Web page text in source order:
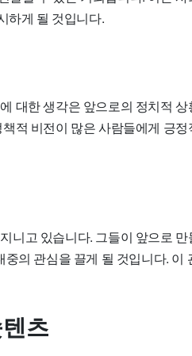
하게 될 것입니다.
대한 생각은 앞으로의 정치적 상
적 비전이 많은 사람들에게 긍
니고 있습니다. 그들이 앞으로
의 관심을 끌게 될 것입니다. 이
츠